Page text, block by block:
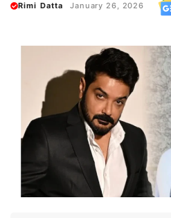
Rimi Datta January 26, 2026